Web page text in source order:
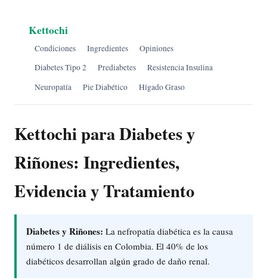
Kettochi
Condiciones Ingredientes
Opiniones
Diabetes Tipo 2
Prediabetes
Resistencia Insulina
Neuropatía
Pie Diabético Hígado Graso
Kettochi para Diabetes y
Riñones: Ingredientes,
Evidencia y Tratamiento
Diabetes y Riñones: La nefropatía diabética es la causa
número 1 de diálisis en Colombia. El 40% de los
diabéticos desarrollan algún grado de daño renal.